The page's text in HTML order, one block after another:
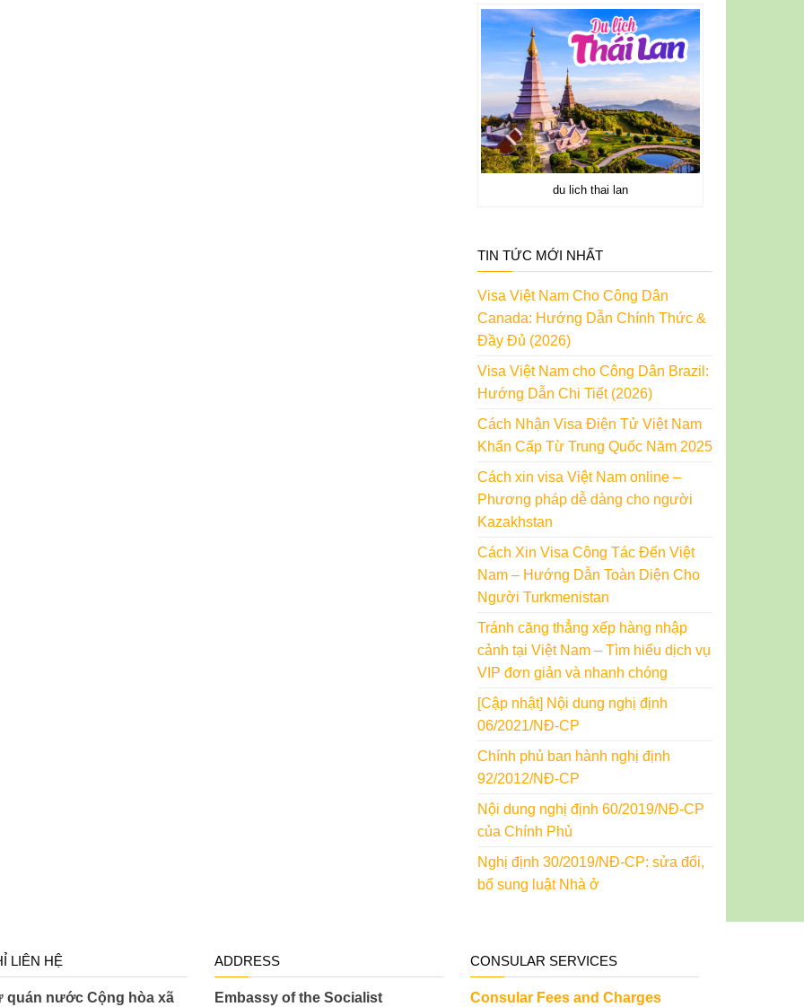
du lich thai lan
TIN TỨC MỚI NHẤT
Visa Việt Nam Cho Công Dân
Canada: Hướng Dẫn Chính Thức &
Đầy Đủ (2026)
Visa Việt Nam cho Công Dân Brazil:
Hướng Dẫn Chi Tiết (2026)
Cách Nhận Visa Điện Tử Việt Nam
Khẩn Cấp Từ Trung Quốc Năm 2025
Cách xin visa Việt Nam online –
Phương pháp dễ dàng cho người
Kazakhstan
Cách Xin Visa Công Tác Đến Việt
Nam – Hướng Dẫn Toàn Diện Cho
Người Turkmenistan
Tránh căng thẳng xếp hàng nhập
cảnh tại Việt Nam – Tìm hiểu dịch vụ
VIP đơn giản và nhanh chóng
[Cập nhật] Nội dung nghị định
06/2021/NĐ-CP
Chính phủ ban hành nghị định
92/2012/NĐ-CP
Nội dung nghị định 60/2019/NĐ-CP
của Chính Phủ
Nghị định 30/2019/NĐ-CP: sửa đổi,
bổ sung luật Nhà ở
LIÊN HỆ
quán nước Cộng hòa xã
ADDRESS
Embassy of the Socialist
CONSULAR SERVICES
Consular Fees and Charges